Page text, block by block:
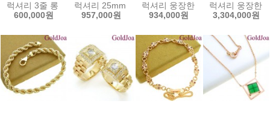
럭셔리 3줄 롱 원터치 큐빅 14k귀걸이 (s-se1703) 14k이어링 골드조
600,000원
럭셔리 25mm 컷팅 원터치 링 14k귀걸이 (s-
957,000원
럭셔리 웅장한 나비 볼 2줄 롱 원
934,000원
럭셔리 웅장한
3,304,000원